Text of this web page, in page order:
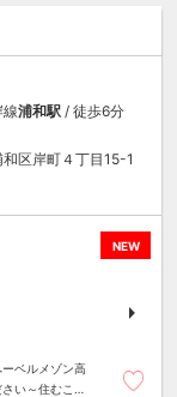
線浦和駅 / 徒歩6分
区岸町４丁目15-1
NEW
ベルメゾン高
い～住むこと